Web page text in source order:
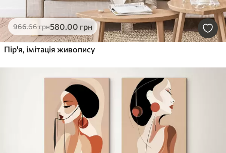
966.66грн580.00 грн
Пір'я, імітація живопису